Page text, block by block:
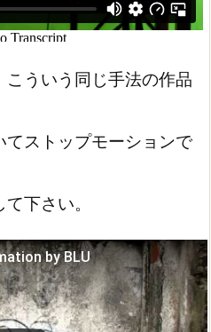
ういう同じ手法の作品
ストップモーションで
下さい。
by BLU
聴